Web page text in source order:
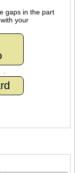
gaps in the part
your